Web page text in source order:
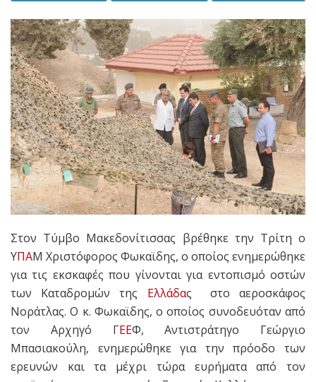
Στον Τύμβο Μακεδονίτισσας βρέθηκε την Τρίτη ο
ΥΠΑΜ Χριστόφορος Φωκαϊδης, ο οποίος ενημερώθηκε
για τις εκσκαφές που γίνονται για εντοπισμό οστών
των Καταδρομών της Ελλάδας στο αεροσκάφος
Νοράτλας. Ο κ. Φωκαϊδης, ο οποίος συνοδευόταν από
τον Αρχηγό ΓΕΕΦ, Αντιστράτηγο Γεώργιο
Μπασιακούλη, ενημερώθηκε για την πρόοδο των
ερευνών και τα μέχρι τώρα ευρήματα από τον